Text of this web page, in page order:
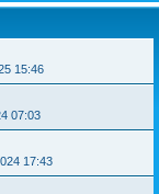
15:46
07:03
17:43